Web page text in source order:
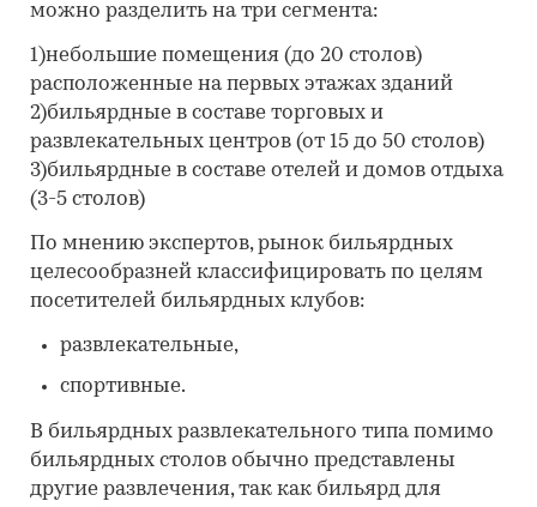
можно разделить на три сегмента:
1)небольшие помещения (до 20 столов)
расположенные на первых этажах зданий
2)бильярдные в составе торговых и
развлекательных центров (от 15 до 50 столов)
3)бильярдные в составе отелей и домов отдыха
(3-5 столов)
По мнению экспертов, рынок бильярдных
целесообразней классифицировать по целям
посетителей бильярдных клубов:
развлекательные,
спортивные.
В бильярдных развлекательного типа помимо
бильярдных столов обычно представлены
другие развлечения, так как бильярд для